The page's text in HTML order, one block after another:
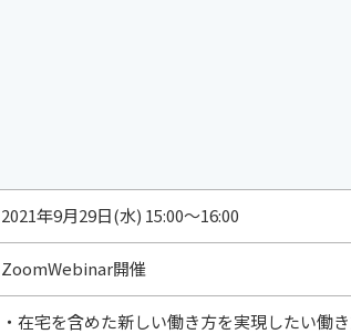
2021年9月29日(水) 15:00～16:00
ZoomWebinar開催
・在宅を含めた新しい働き方を実現したい働